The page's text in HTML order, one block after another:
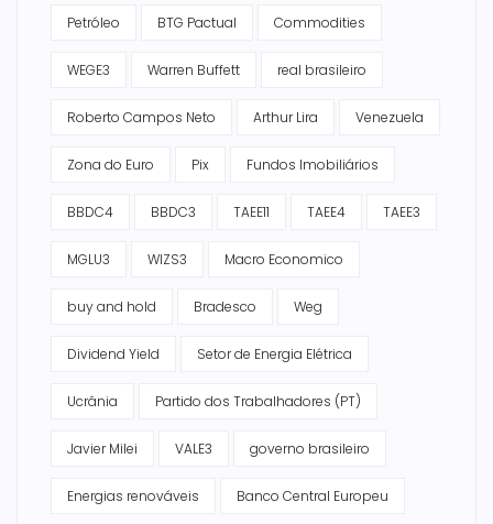
Petróleo BTG Pactual Commodities
WEGE3 Warren Buffett real brasileiro
Roberto Campos Neto Arthur Lira Venezuela
Zona do Euro Pix Fundos Imobiliários
BBDC4 BBDC3 TAEE11 TAEE4 TAEE3
MGLU3 WIZS3 Macro Economico
buy and hold Bradesco Weg
Dividend Yield Setor de Energia Elétrica
Ucrânia Partido dos Trabalhadores (PT)
Javier Milei VALE3 governo brasileiro
Energias renováveis Banco Central Europeu